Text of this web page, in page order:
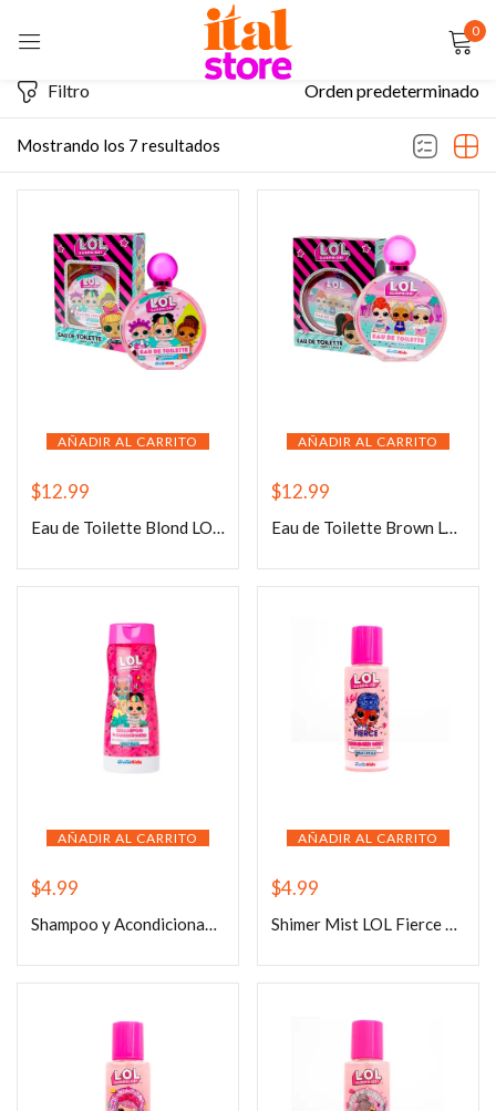
0
Mostrando los 7 resultados
Filtro Orden predeterminado
AÑADIR AL CARRITO
$12.99
Eau de Toilette Blond LOL 100ml
AÑADIR AL CARRITO
$12.99
Eau de Toilette Brown LOL 100ml
AÑADIR AL CARRITO
$4.99
Shampoo y Acondicionador LOL 473ml
AÑADIR AL CARRITO
$4.99
Shimer Mist LOL Fierce 100ml
Sign in
Remember me Lost password?
CREATE AN ACCOUNT